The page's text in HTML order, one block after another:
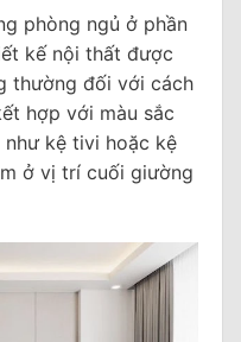
phòng ngủ ở phần
kế nội thất được
thường đối với cách
hợp với màu sắc
kệ tivi hoặc kệ
ở vị trí cuối giường